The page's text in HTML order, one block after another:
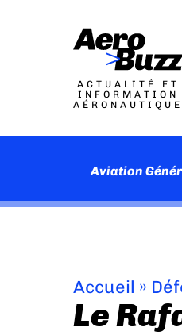
ACTUALITÉ ET
INFORMATION
AÉRONAUTIQUE
Aviation
Accueil »
Le